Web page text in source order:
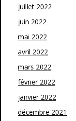
juillet 2022
juin 2022
mai 2022
avril 2022
mars 2022
février 2022
janvier 2022
décembre 2021